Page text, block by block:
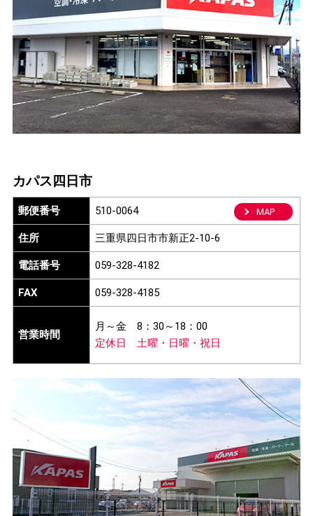
カパス四日市
郵便番号 510-0064 MAP
住所 三重県四日市市新正2-10-6
電話番号 059-328-4182
FAX 059-328-4185
営業時間
月～金
8：30～18：00
定休日
土曜・日曜・祝日